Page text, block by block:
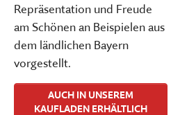
Repräsentation und Freude
am Schönen an Beispielen aus
dem ländlichen Bayern
vorgestellt.
AUCH IN UNSEREM
KAUFLADEN ERHÄLTLICH